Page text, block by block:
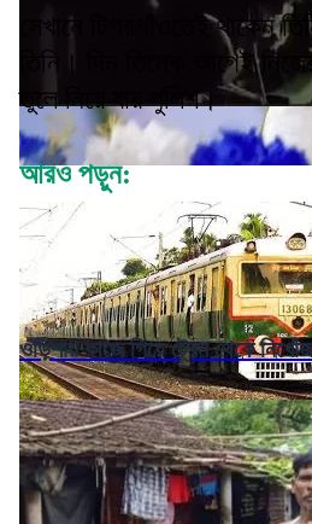
সেখানে টিগরগাঁওতেই থাকেন
তিনি। দিন তিনেক আগেই
তুলে নিয়ে যায় পুলিশ।
আরও পড়ুন:
ওড়িশায় কাজে গিয়ে ট্রেন থেকে